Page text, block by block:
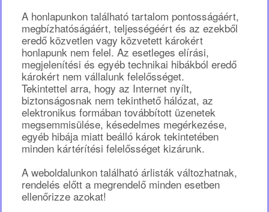
A honlapunkon található tartalom pontosságáért,
megbízhatóságáért, teljességéért és az ezekből
eredő közvetlen vagy közvetett károkért
honlapunk nem felel. Az esetleges elírási,
megjelenítési és egyéb technikai hibákból eredő
károkért nem vállalunk felelősséget.
Tekintettel arra, hogy az Internet nyílt,
biztonságosnak nem tekinthető hálózat, az
elektronikus formában továbbított üzenetek
megsemmisülése, késedelmes megérkezése,
egyéb hibája miatt beálló károk tekintetében
minden kártérítési felelősséget kizárunk.
A weboldalunkon található árlisták változhatnak,
rendelés előtt a megrendelő minden esetben
ellenőrizze azokat!